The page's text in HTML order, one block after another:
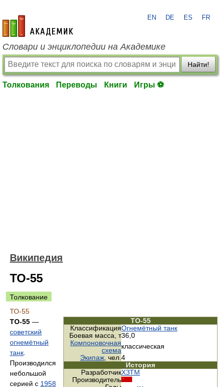
academic.ru
EN DE ES FR
Словари и энциклопедии на Академике
Найти!
Толкования Переводы Книги Игры ⚽
Википедия
ТО-55
Толкование
ТО-55
ТО-55
КлассификацияОгнемётный танк
Боевая масса, т36,0
Компоновочная
схемаклассическая
Экипаж , чел. 4
История
РазработчикХЗТМ
Производитель
ТО-55 —
советский
огнемётный
танк
Производился
небольшой
серией с 1958